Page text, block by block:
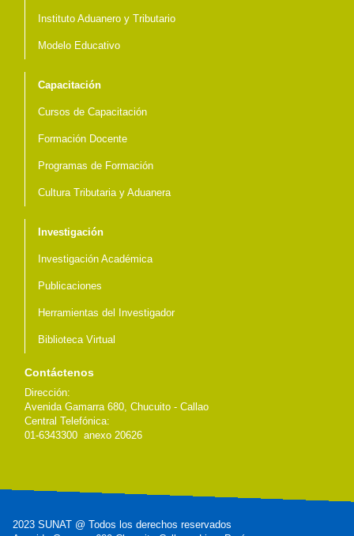
Instituto Aduanero y Tributario
Modelo Educativo
Capacitación
Cursos de Capacitación
Formación Docente
Programas de Formación
Cultura Tributaria y Aduanera
Investigación
Investigación Académica
Publicaciones
Herramientas del Investigador
Biblioteca Virtual
Contáctenos
Dirección:
Avenida Gamarra 680, Chucuito - Callao
Central Telefónica:
01-6343300 anexo 20626
2023 SUNAT @ Todos los derechos reservados